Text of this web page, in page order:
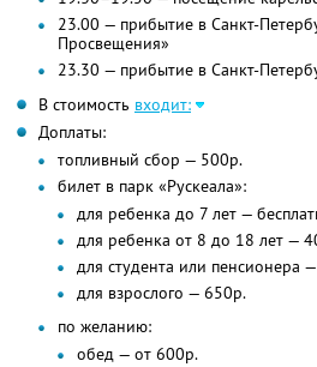
23.00 — прибытие в Санкт-
Просвещения»
23.30 — прибытие в Санкт-
В стоимость входит:
Доплаты:
топливный сбор — 500р.
билет в парк «Рускеала»:
для ребенка до 7 лет —
для ребенка от 8 до 18 лет —
для студента или пенсионера
для взрослого — 650р.
по желанию:
обед — от 600р.